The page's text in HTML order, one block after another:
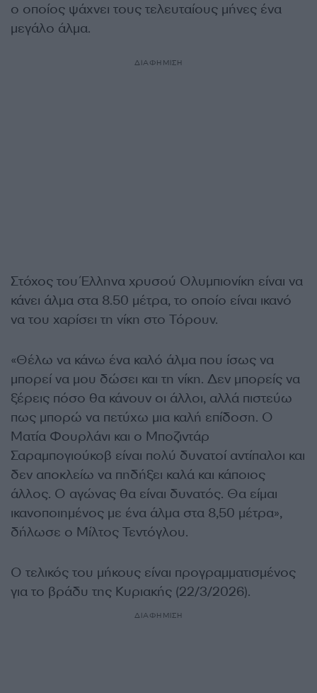
ο οποίος ψάχνει τους τελευταίους μήνες ένα
μεγάλο άλμα.
ΔΙΑΦΗΜΙΣΗ
Στόχος του Έλληνα χρυσού Ολυμπιονίκη είναι να
κάνει άλμα στα 8.50 μέτρα, το οποίο είναι ικανό
να του χαρίσει τη νίκη στο Τόρουν.
«Θέλω να κάνω ένα καλό άλμα που ίσως να
μπορεί να μου δώσει και τη νίκη. Δεν μπορείς να
ξέρεις πόσο θα κάνουν οι άλλοι, αλλά πιστεύω
πως μπορώ να πετύχω μια καλή επίδοση. Ο
Ματία Φουρλάνι και ο Μποζιντάρ
Σαραμπογιούκοβ είναι πολύ δυνατοί αντίπαλοι και
δεν αποκλείω να πηδήξει καλά και κάποιος
άλλος. Ο αγώνας θα είναι δυνατός. Θα είμαι
ικανοποιημένος με ένα άλμα στα 8,50 μέτρα»,
δήλωσε ο Μίλτος Τεντόγλου.
Ο τελικός του μήκους είναι προγραμματισμένος
για το βράδυ της Κυριακής (22/3/2026).
ΔΙΑΦΗΜΙΣΗ